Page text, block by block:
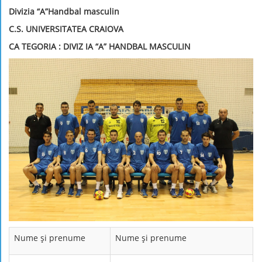
Divizia “A”Handbal masculin
C.S. UNIVERSITATEA CRAIOVA
CA TEGORIA : DIVIZ IA “A” HANDBAL MASCULIN
Nume şi prenume Nume şi prenume